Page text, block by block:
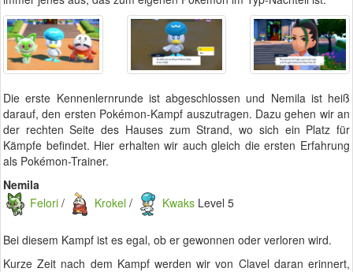
Die erste Kennenlernrunde ist abgeschlossen und Nemila ist heiß
darauf, den ersten Pokémon-Kampf auszutragen. Dazu gehen wir an
der rechten Seite des Hauses zum Strand, wo sich ein Platz für
Kämpfe befindet. Hier erhalten wir auch gleich die ersten Erfahrung
als Pokémon-Trainer.
Nemila
Felori / Krokel / Kwaks Level 5
Bei diesem Kampf ist es egal, ob er gewonnen oder verloren wird.
Kurze Zeit nach dem Kampf werden wir von Clavel daran erinnert,